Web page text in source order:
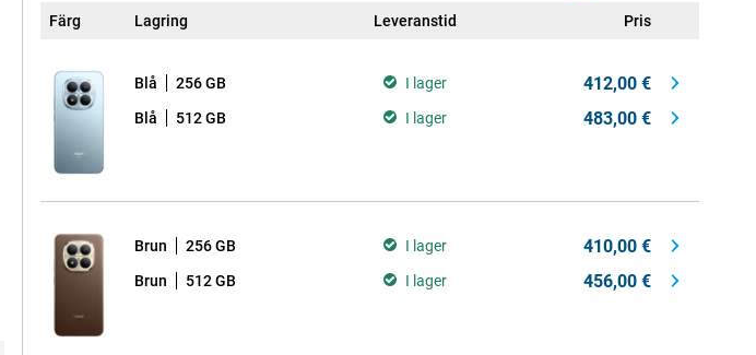
Färg Lagring Leveranstid Pris
Blå 256 GB I lager 412,00 €
Blå 512 GB I lager 483,00 €
Brun 256 GB I lager 410,00 €
Brun 512 GB I lager 456,00 €